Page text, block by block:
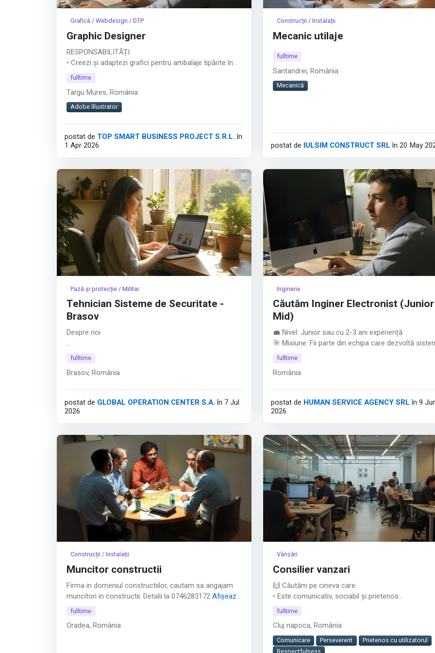
Grafică / Webdesign / DTP
Graphic Designer
RESPONSABILITĂȚI:
• Creezi și adaptezi grafici pentru ambalaje tipărite în
flexografie
• Colaborezi cu echipele de producție și cu clienții
• Gestionezi mai multe proiecte și respecți termenele
DETALII:
• Echipamente și tehnologii avansate
• Mediu de lucru stabil, organizat și profesionist
Afișează tot
fulltime
Targu Mures, România
Adobe Illustrator
postat de TOP SMART BUSINESS PROJECT S.R.L. în
1 Apr 2026
Construcții / Instalații
Mecanic utilaje
fulltime
Santandrei, România
Mecanică
postat de IULSIM CONSTRUCT SRL în 20 May
Pază și protecție / Militar
Tehnician Sisteme de Securitate -
Brasov
Despre noi
Hyperfy® aduce inovația în securitatea fizică. În ADN-
dezvoltate în întregime intern, cu obiectivul de a depăși
fizică prin tehnologie.
fulltime
Brasov, România
postat de GLOBAL OPERATION CENTER S.A. în 7 Jul
2026
Inginerie
Căutăm Inginer Electronist
Mid)
💼 Nivel: Junior sau cu 2-3 ani experiență
🎯 Misiune: Fii parte din echipa care dezvoltă
electronice ale unora dintre cele mai precise
Ce așteptăm de la tine: • Studii superioare în
• Poziție deschisă pentru juniori entuziaști sau
Afișează tot
fulltime
România
postat de HUMAN SERVICE AGENCY SRL în 9
2026
Construcții / Instalații
Muncitor constructii
Firma in domeniul constructiilor, cautam sa angajam
muncitori in constructii. Detalii la 0746283172 Afișează
tot
fulltime
Oradea, România
Vânzări
Consilier vanzari
🙌 Căutăm pe cineva care:
• Este comunicativ, sociabil și prietenos
• Are o atitudine pozitivă
• Îi place să lucreze cu oamenii
• Vrea să ofere clienților o experiență premium
• Experiența în vânzări nu este obligatorie, dar
fulltime
Cluj napoca, România
Comunicare Perseverent
Prietenos cu utilizatorul
Respectfulness